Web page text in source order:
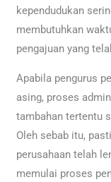
kependudukan
membutuhkan
pengajuan yang
Apabila pengurus
asing, proses
tambahan tertentu
Oleh sebab itu,
perusahaan telah
memulai proses